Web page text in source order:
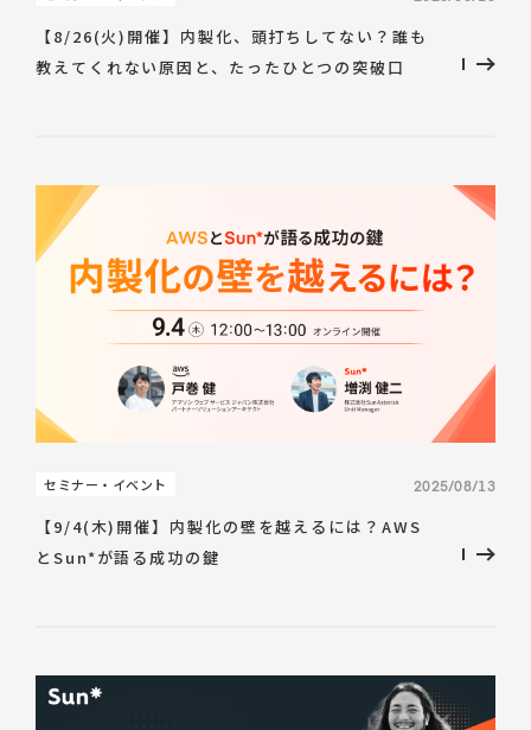
【8/26(火)開催】内製化、頭打ちしてない？誰も
教えてくれない原因と、たったひとつの突破口
セミナー・イベント 2025/08/13
【9/4(木)開催】内製化の壁を越えるには？AWS
とSun*が語る成功の鍵